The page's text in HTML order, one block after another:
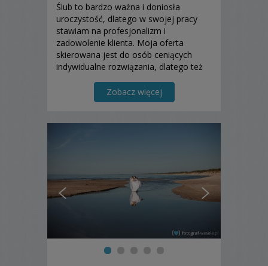
Ślub to bardzo ważna i doniosła
uroczystość, dlatego w swojej pracy
stawiam na profesjonalizm i
zadowolenie klienta. Moja oferta
skierowana jest do osób ceniących
indywidualne rozwiązania, dlatego też
przygotowuję ofertę uszytą na miarę i
zoptymalizowaną specjalnie dla Was.
Zobacz więcej